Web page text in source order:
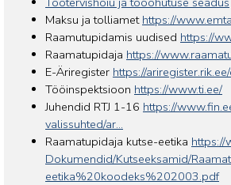
Maksu ja tolliamet https://
Raamutupidamis uudised https://
Raamatupidaja https://
E-Äriregister https://
Tööinspektsioon https://www.ti.ee/
Juhendid RTJ 1-16 https://
valissuhted/ar...
Raamatupidaja kutse-eetika https://
Dokumendid/Kutseeksamid/
eetika%20koodeks%202003.pdf